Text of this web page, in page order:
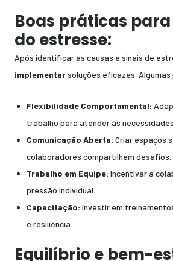
Boas práticas
do estresse:
Após identificar as causas e sinais de
implementarsoluções eficazes.
Flexibilidade Comportamental:
trabalho para atender às
Comunicação Aberta: Criar espaços
colaboradores compartilhem desafios.
Trabalho em Equipe: Incentivar a
pressão individual.
Capacitação: Investir em
e resiliência.
Equilíbrio e bem-